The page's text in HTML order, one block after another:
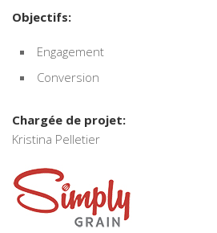
Objectifs:
Engagement
Conversion
Chargée de projet:
Kristina Pelletier